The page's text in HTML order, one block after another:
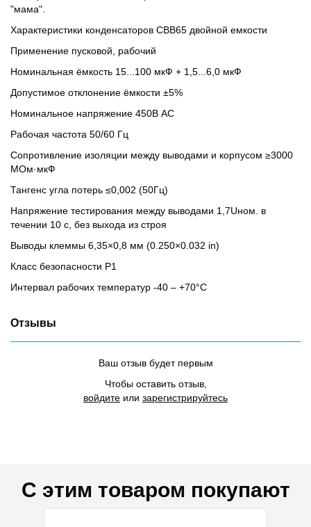
"мама".
Характеристики конденсаторов CBB65 двойной емкости
Применение пусковой, рабочий
Номинальная ёмкость 15...100 мкФ + 1,5...6,0 мкФ
Допустимое отклонение ёмкости ±5%
Номинальное напряжение 450В AC
Рабочая частота 50/60 Гц
Сопротивление изоляции между выводами и корпусом ≥3000
МОм·мкФ
Тангенс угла потерь ≤0,002 (50Гц)
Напряжение тестирования между выводами 1,7Uном. в
течении 10 с, без выхода из строя
Выводы клеммы 6,35×0,8 мм (0.250×0.032 in)
Класс безопасности P1
Интервал рабочих температур -40 – +70°С
Отзывы
Ваш отзыв будет первым
Чтобы оставить отзыв,
войдите или зарегистрируйтесь
С этим товаром покупают